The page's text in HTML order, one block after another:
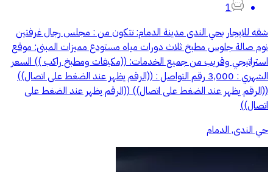
1
شقه للايجار بحي الندى مدينة الدمام: تتكون من : مجلس رجال غرفتين
نوم صالة جلوس مطبخ ثلاث دورات مياه مستودع مميزات المبنى: موقع
استراتيجي وقريب من جميع الخدمات: ((مكيفات ومطبخ راكب )) السعر
الشهري : 3,000 رقم التواصل : ((الرقم يظهر عند الضغط على اتصال))
((الرقم يظهر عند الضغط على اتصال)) ((الرقم يظهر عند الضغط على
اتصال))
حي الندى, الدمام